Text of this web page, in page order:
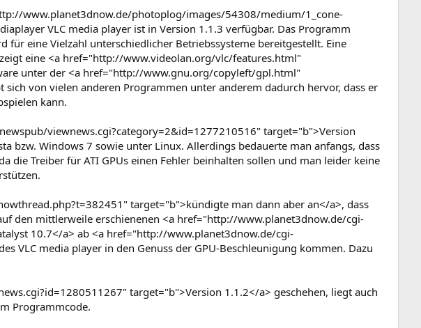
www.planet3dnow.de/photoplog/images/54308/medium/1_cone-
VLC media player ist in Version 1.1.3 verfügbar. Das Programm
eine Vielzahl unterschiedlicher Betriebssysteme bereitgestellt. Eine
eine <a href="http://www.videolan.org/vlc/features.html"
unter der <a href="http://www.gnu.org/copyleft/gpl.html"
von vielen anderen Programmen unter anderem dadurch hervor, dass er
kann.
viewnews.cgi?category=2&id=1277210516" target="b">Version
bzw. Windows 7 sowie unter Linux. Allerdings bedauerte man anfangs, dass
die Treiber für ATI GPUs einen Fehler beinhalten sollen und man leider keine
target="b">kündigte man dann aber an</a>, dass
den mittlerweile erschienenen <a href="http://www.planet3dnow.de/cgi-
10.7</a> ab <a href="http://www.planet3dnow.de/cgi-
VLC media player in den Genuss der GPU-Beschleunigung kommen. Dazu
target="b">Version 1.1.2</a> geschehen, liegt auch
Programmcode.